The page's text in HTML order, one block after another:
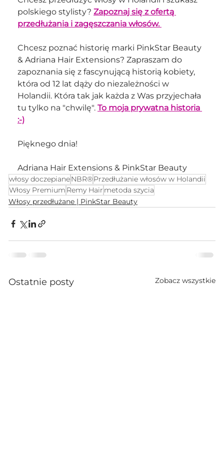
polskiego stylisty? Zapoznaj się z ofertą
przedłużania i zagęszczania włosów.
Chcesz poznać historię marki PinkStar Beauty
& Adriana Hair Extensions? Zapraszam do
zapoznania się z fascynującą historią kobiety,
która od 12 lat dąży do niezależności w
Holandii. Która tak jak każda z Was przyjechała
tu tylko na "chwilę". To moja prywatna historia
:-)
Pięknego dnia!
Adriana Hair Extensions & PinkStar Beauty
włosy doczepianeNBR®Przedłużanie włosów w Holandii
Włosy Premium Remy Hair metoda szycia
Włosy przedłużane | PinkStar Beauty
Ostatnie posty Zobacz wszystkie